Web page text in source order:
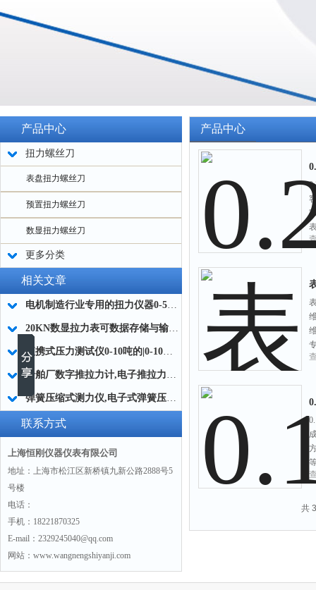
产品中心
扭力螺丝刀
表盘扭力螺丝刀
预置扭力螺丝刀
数显扭力螺丝刀
更多分类
相关文章
电机制造行业专用的扭力仪器0-5000Nm生产厂家
20KN数显拉力表可数据存储与输出功能
便携式压力测试仪0-10吨的|0-10吨便携式压力测试仪多少钱
船舶厂数字推拉力计,电子推拉力测量仪船舶厂专用
弹簧压缩式测力仪,电子式弹簧压力测力仪 弹簧测力仪小弹簧哪家好用
联系方式
上海恒刚仪器仪表有限公司
地址：上海市松江区新桥镇九新公路2888号5
号楼
电话：
手机：18221870325
E-mail：2329245040@qq.com
网站：www.wangnengshiyanji.com
产品中心
共